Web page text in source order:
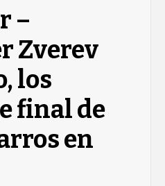
–
Zverev
los
final de
en